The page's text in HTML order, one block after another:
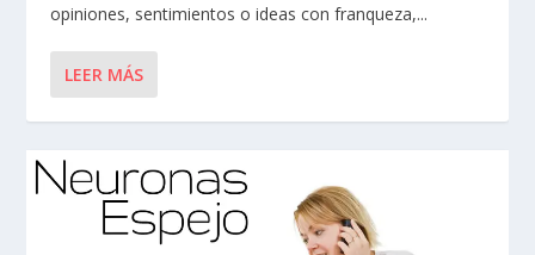
opiniones, sentimientos o ideas con franqueza,...
LEER MÁS